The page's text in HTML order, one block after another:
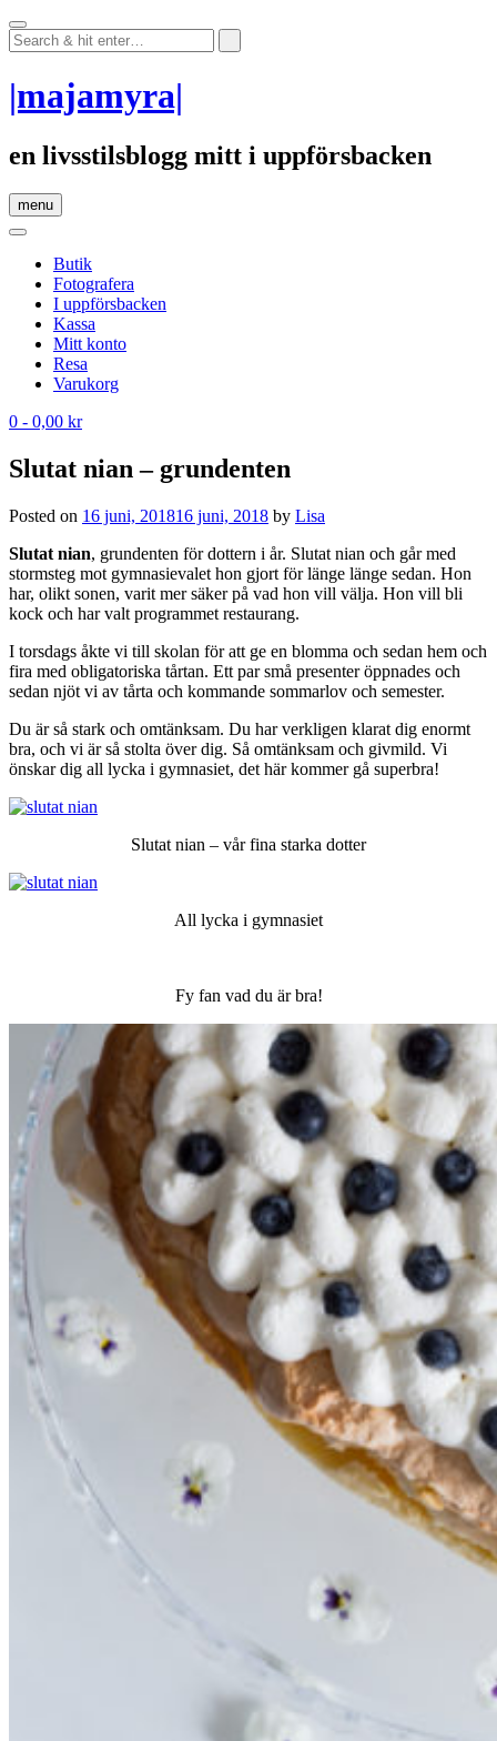
Skip
to
content
|majamyra|
en livsstilsblogg mitt i uppförsbacken
menu
Butik
Fotografera
I uppförsbacken
Kassa
Mitt konto
Resa
Varukorg
0 - 0,00 kr
Slutat nian – grundenten
Posted on 16 juni, 201816 juni, 2018 by Lisa
Slutat nian, grundenten för dottern i år. Slutat nian och går med
stormsteg mot gymnasievalet hon gjort för länge länge sedan. Hon
har, olikt sonen, varit mer säker på vad hon vill välja. Hon vill bli
kock och har valt programmet restaurang.
I torsdags åkte vi till skolan för att ge en blomma och sedan hem och
fira med obligatoriska tårtan. Ett par små presenter öppnades och
sedan njöt vi av tårta och kommande sommarlov och semester.
Du är så stark och omtänksam. Du har verkligen klarat dig enormt
bra, och vi är så stolta över dig. Så omtänksam och givmild. Vi
önskar dig all lycka i gymnasiet, det här kommer gå superbra!
Slutat nian – vår fina starka dotter
All lycka i gymnasiet
Fy fan vad du är bra!